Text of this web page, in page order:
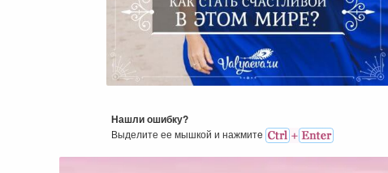
Как Стать Счастливой В Этом
Мире?
Нашли ошибку?
Выделите ее мышкой и нажмитe